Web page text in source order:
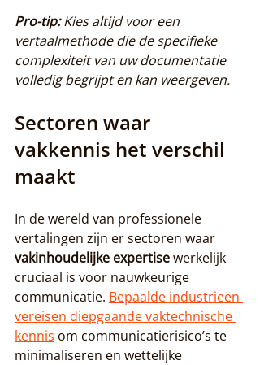
Pro-tip: Kies altijd voor een
vertaalmethode die de specifieke
complexiteit van uw documentatie
volledig begrijpt en kan weergeven.
Sectoren waar
vakkennis het verschil
maakt
In de wereld van professionele
vertalingen zijn er sectoren waar
vakinhoudelijke expertise werkelijk
cruciaal is voor nauwkeurige
communicatie. Bepaalde industrieën
vereisen diepgaande vaktechnische
kennis om communicatierisico’s te
minimaliseren en wettelijke